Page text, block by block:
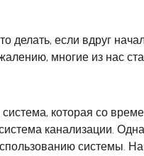
делать, если вдруг
многие из нас
которая со
канализации.
системы.